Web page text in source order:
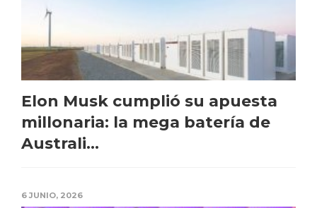
Elon Musk cumplió su apuesta
millonaria: la mega batería de
Australi...
6 JUNIO, 2026